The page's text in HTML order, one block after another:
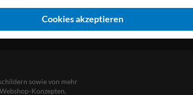
sowie von mehr
Konzepten,
Cookies akzeptieren